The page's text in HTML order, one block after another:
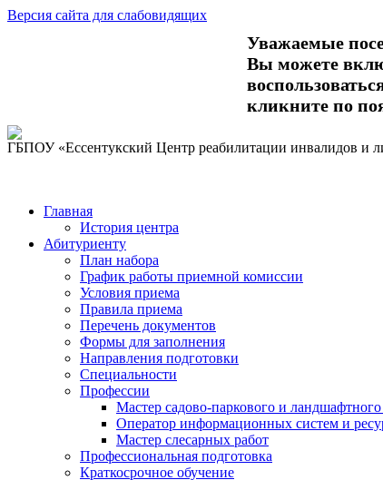
Версия сайта для слабовидящих
Уважаемые
Вы можете
кликните по
ГБПОУ «Ессентукский Центр реабилитации инвалидов и
Главная
История центра
Абитуриенту
План набора
График работы приемной комиссии
Условия приема
Правила приема
Перечень документов
Формы для заполнения
Направления подготовки
Специальности
Профессии
Мастер садово-паркового и ландшафтного
Оператор информационных систем и
Мастер слесарных работ
Профессиональная подготовка
Краткосрочное обучение